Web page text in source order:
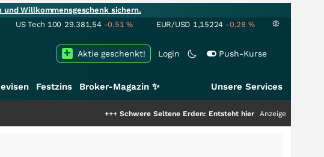
und Willkommensgeschenk sichern.
US Tech 100 29.381,54 -0,51% EUR/USD 1,15224 -0,28 %
Login Push-Kurse
Aktie geschenkt!
Festzins Broker-Magazin ✨ Unsere Services
Schwere Seltene Erden: Entsteht hier die nächste Milliardenstory?
Anzeige